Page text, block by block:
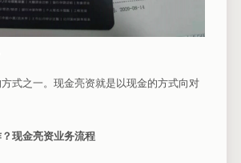
式之一。现金亮资就是以现金的方式向对
现金亮资业务流程